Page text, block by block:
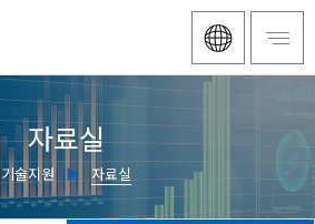
자료실
기술지원 ▶ 자료실